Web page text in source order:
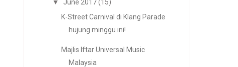
▼
June 2017 (15)
K-Street Carnival di Klang Parade
hujung minggu ini!
Majlis Iftar Universal Music
Malaysia